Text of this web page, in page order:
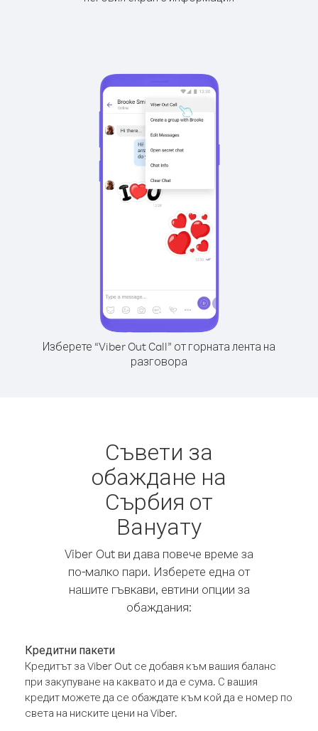
Изберете “Viber Out Call” от горната лента на
разговора
Съвети за
обаждане на
Сърбия от
Вануату
Viber Out ви дава повече време за
по-малко пари. Изберете една от
нашите гъвкави, евтини опции за
обаждания:
Кредитни пакети
Кредитът за Viber Out се добавя към вашия баланс
при закупуване на каквато и да е сума. С вашия
кредит можете да се обаждате към кой да е номер по
света на ниските цени на Viber.